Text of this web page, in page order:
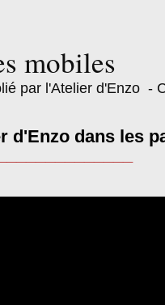
mobiles
par l'Atelier d'Enzo -
d'Enzo dans les